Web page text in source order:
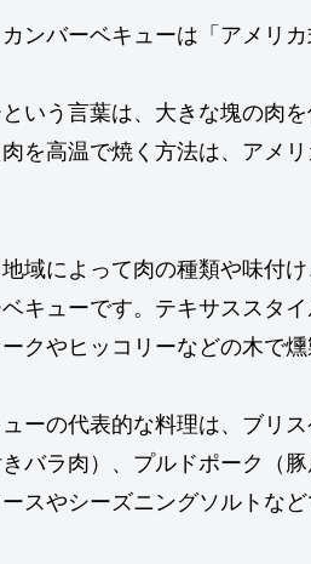
ンバーベキューは「アメリ
いう言葉は、大きな塊の肉
を高温で焼く方法は、アメ
域によって肉の種類や味付
キューです。テキサススタ
クやヒッコリーなどの木で燻
ーの代表的な料理は、ブリ
バラ肉）、プルドポーク（
スやシーズニングソルトなど